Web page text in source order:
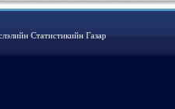
Статистикийн Газар